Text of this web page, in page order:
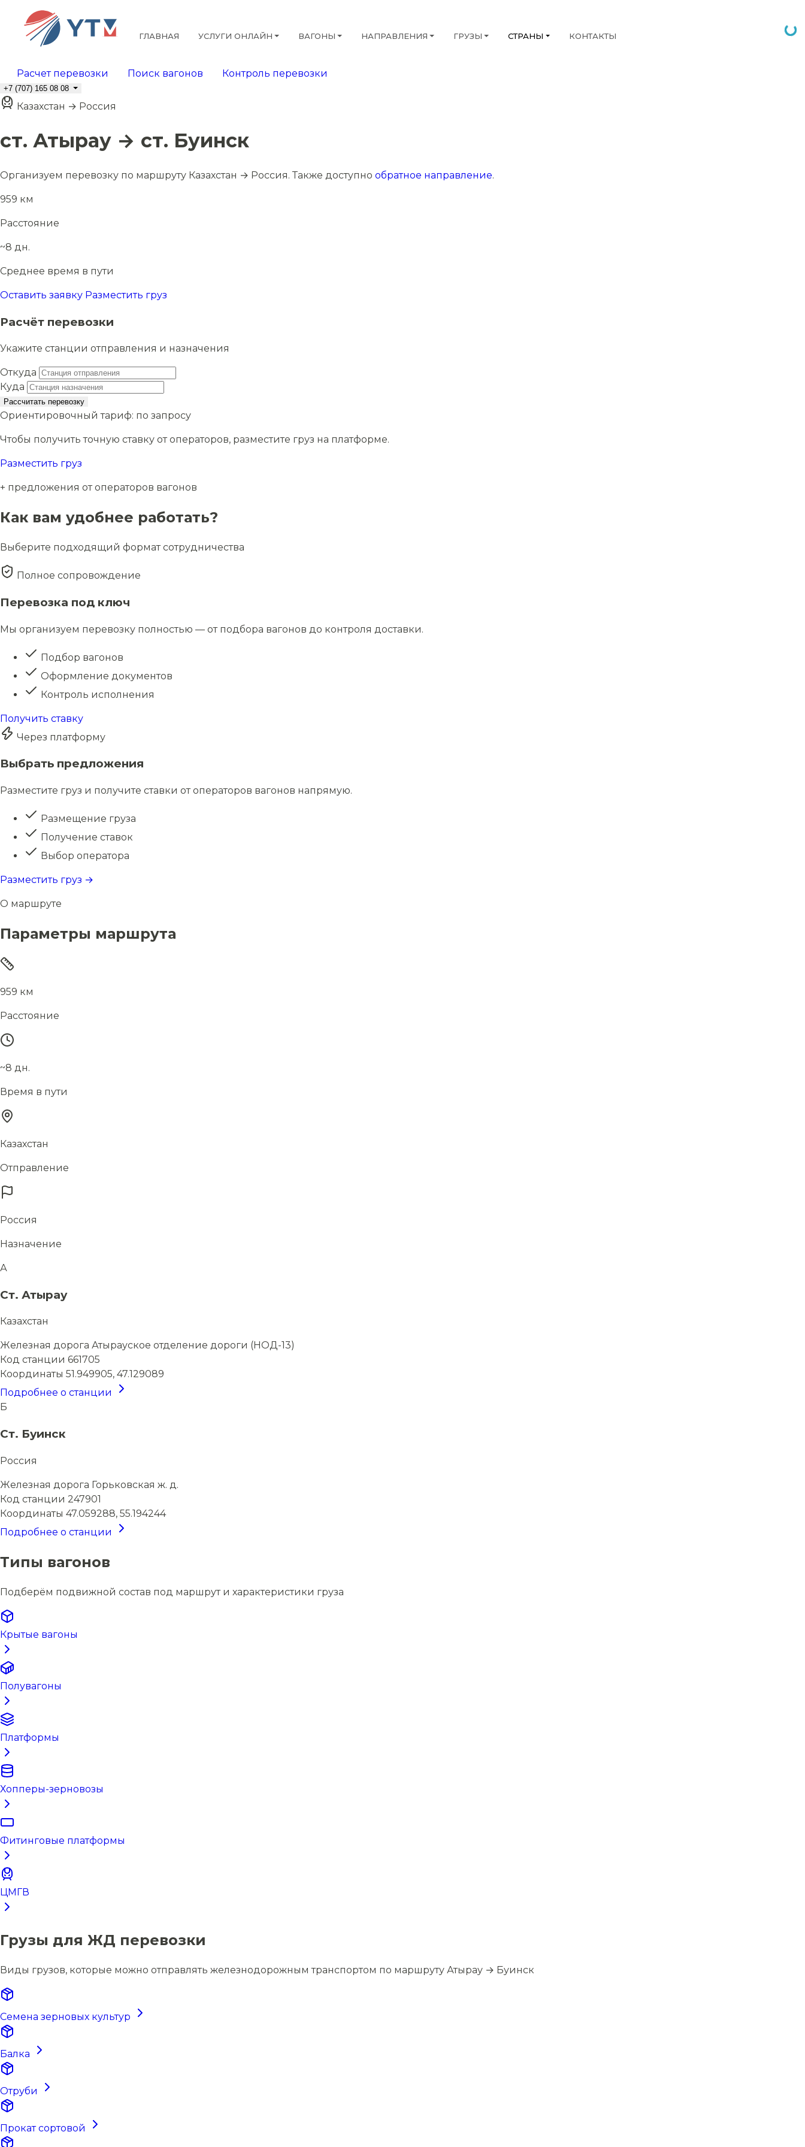
ГЛАВНАЯ УСЛУГИ ОНЛАЙН ВАГОНЫ НАПРАВЛЕНИЯ ГРУЗЫ СТРАНЫ КОНТАКТЫ
Расчет перевозки Поиск вагонов Контроль перевозки
+7 (707) 165 08 08
Казахстан → Россия
ст. Атырау → ст. Буинск
Организуем перевозку по маршруту Казахстан → Россия. Также доступно обратное направление.
959 км
Расстояние
~8 дн.
Среднее время в пути
Оставить заявку Разместить груз
Расчёт перевозки
Укажите станции отправления и назначения
Откуда
Куда
Рассчитать перевозку
Ориентировочный тариф: по запросу
Чтобы получить точную ставку от операторов, разместите груз на платформе.
Разместить груз
+ предложения от операторов вагонов
Как вам удобнее работать?
Выберите подходящий формат сотрудничества
Полное сопровождение
Перевозка под ключ
Мы организуем перевозку полностью — от подбора вагонов до контроля доставки.
Подбор вагонов
Оформление документов
Контроль исполнения
Получить ставку
Через платформу
Выбрать предложения
Разместите груз и получите ставки от операторов вагонов напрямую.
Размещение груза
Получение ставок
Выбор оператора
Разместить груз →
О маршруте
Параметры маршрута
959 км
Расстояние
~8 дн.
Время в пути
Казахстан
Отправление
Россия
Назначение
А
Ст. Атырау
Казахстан
Железная дорога Атырауское отделение дороги (НОД-13)
Код станции 661705
Координаты 51.949905, 47.129089
Подробнее о станции
Б
Ст. Буинск
Россия
Железная дорога Горьковская ж. д.
Код станции 247901
Координаты 47.059288, 55.194244
Подробнее о станции
Типы вагонов
Подберём подвижной состав под маршрут и характеристики груза
Крытые вагоны
Полувагоны
Платформы
Хопперы-зерновозы
Фитинговые платформы
ЦМГВ
Грузы для ЖД перевозки
Виды грузов, которые можно отправлять железнодорожным транспортом по маршруту Атырау → Буинск
Семена зерновых культур
Балка
Отруби
Прокат сортовой